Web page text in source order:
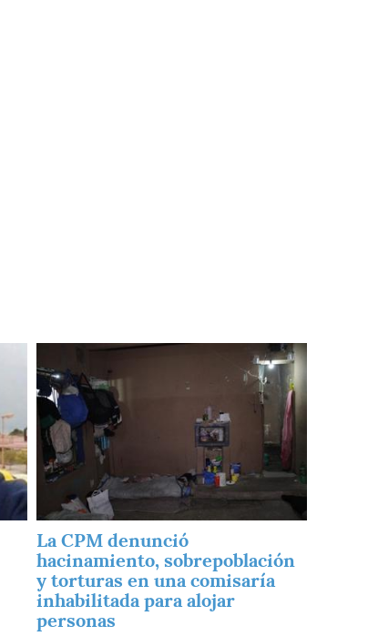
La CPM denunció
hacinamiento, sobrepoblación
y torturas en una comisaría
inhabilitada para alojar
personas